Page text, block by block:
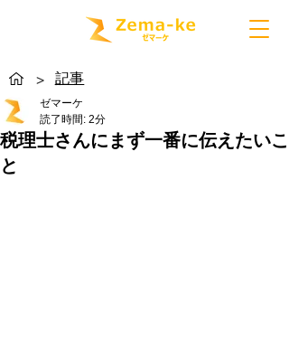
> 記事
税理士さんにまず一番に伝えたいこ
と
ゼマーケ
読了時間: 2分